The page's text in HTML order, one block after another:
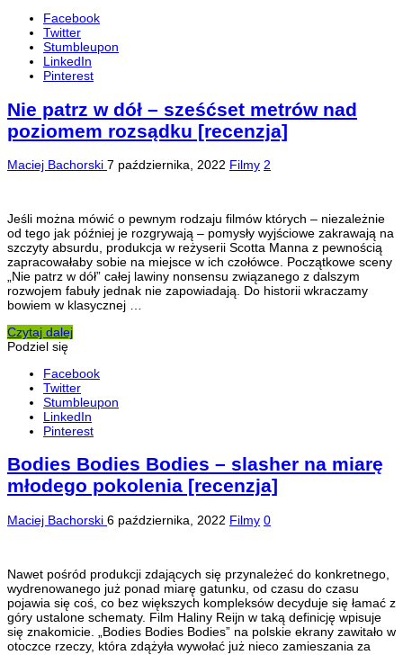
Facebook
Twitter
Stumbleupon
LinkedIn
Pinterest
Nie patrz w dół – sześćset metrów nad
poziomem rozsądku [recenzja]
Maciej Bachorski 7 października, 2022 Filmy 2
Jeśli można mówić o pewnym rodzaju filmów których – niezależnie
od tego jak później je rozgrywają – pomysły wyjściowe zakrawają na
szczyty absurdu, produkcja w reżyserii Scotta Manna z pewnością
zapracowałaby sobie na miejsce w ich czołówce. Początkowe sceny
„Nie patrz w dół” całej lawiny nonsensu związanego z dalszym
rozwojem fabuły jednak nie zapowiadają. Do historii wkraczamy
bowiem w klasycznej …
Czytaj dalej
Podziel się
Facebook
Twitter
Stumbleupon
LinkedIn
Pinterest
Bodies Bodies Bodies – slasher na miarę
młodego pokolenia [recenzja]
Maciej Bachorski 6 października, 2022 Filmy 0
Nawet pośród produkcji zdających się przynależeć do konkretnego,
wydrenowanego już ponad miarę gatunku, od czasu do czasu
pojawia się coś, co bez większych kompleksów decyduje się łamać z
góry ustalone schematy. Film Haliny Reijn w taką definicję wpisuje
się znakomicie. „Bodies Bodies Bodies” na polskie ekrany zawitało w
otoczce rzeczy, która zdążyła wywołać już nieco zamieszania za